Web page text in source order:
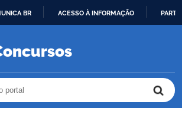
O
BR ACESSO À INFORMAÇÃO